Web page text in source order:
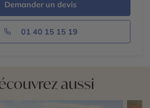
Demander un devis
01 40 15 15 19
aussi